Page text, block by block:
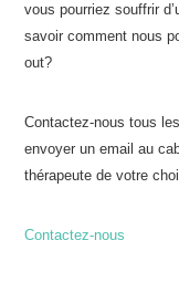
vous pourriez souffrir
savoir comment nous
out?
Contactez-nous tous
envoyer un email au
thérapeute de votre
Contactez-nous